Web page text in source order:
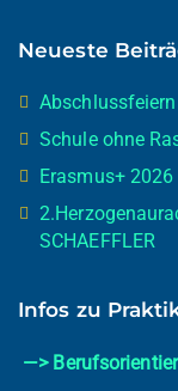
Neueste
Schule ohne
Erasmus+ 2026
SCHAEFFLER
Infos zu
—>